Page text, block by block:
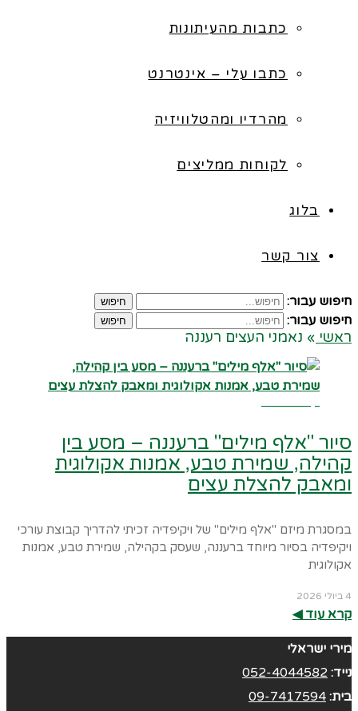
כתבות מהעיתונות
כתבו עלי – אינטרנט
מהרדיו ומהטלוויזיה
לקוחות ממליצים
בלוג
צור קשר
חיפוש עבור: חיפוש
חיפוש עבור: חיפוש
ראשי » נאמני העצים רעננה
סיור "אלף מילים" ברעננה – מסע בין
קהילה, שמירת טבע, אמנות אקולוגית
ומאבק להצלת עצים
במסגרת מיזם "אלף מילים" של ויקיפדיה זכיתי להדריך קבוצת עורכי
ויקיפדיה בסיור מיוחד ברעננה, שעסק בקהילה, שמירת טבע, אמנות
אקולוגית
4 ביולי 2026
קרא עוד ◀︎
מירי ישראלי
נייד: 052-4044582
בית: 09-7417594